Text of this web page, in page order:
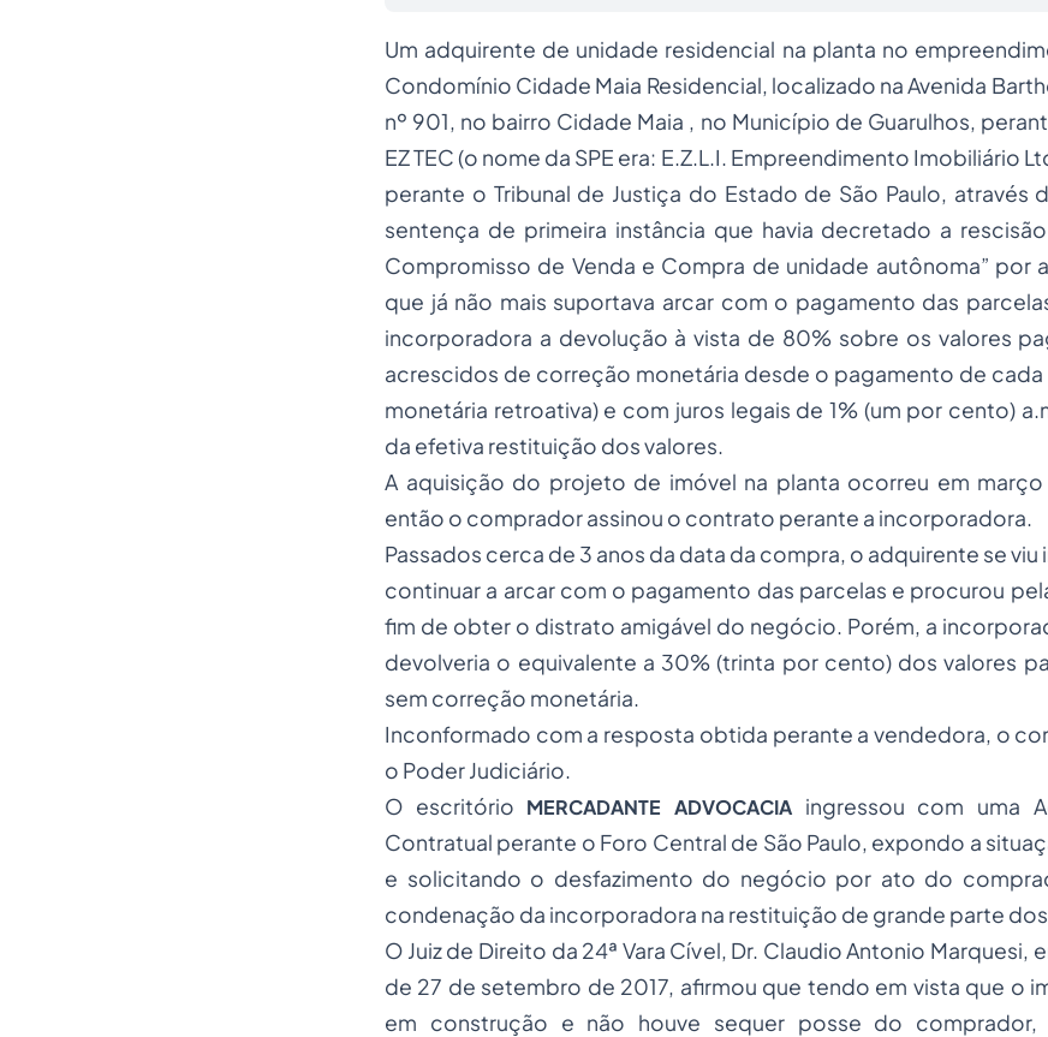
Um adquirente de unidade residencial na planta no
Condomínio Cidade Maia Residencial, localizado na Avenida
nº 901, no bairro Cidade Maia , no Município de Guarulhos,
EZ TEC (o nome da SPE era: E.Z.L.I. Empreendimento Imobiliário
perante o Tribunal de Justiça do Estado de São Paulo, através
sentença de primeira instância que havia decretado a
Compromisso de Venda e Compra de unidade autônoma” por
que já não mais suportava arcar com o pagamento das
incorporadora a devolução à vista de 80% sobre os valores
acrescidos de correção monetária desde o pagamento de
monetária retroativa) e com juros legais de 1% (um por cento)
da efetiva restituição dos valores.
A aquisição do projeto de imóvel na planta ocorreu em
então o comprador assinou o contrato perante a incorporadora.
Passados cerca de 3 anos da data da compra, o adquirente se
continuar a arcar com o pagamento das parcelas e procurou
fim de obter o distrato amigável do negócio. Porém, a
devolveria o equivalente a 30% (trinta por cento) dos valores
sem correção monetária.
Inconformado com a resposta obtida perante a vendedora, o
o Poder Judiciário.
O escritório MERCADANTE ADVOCACIA ingressou com uma
Contratual perante o Foro Central de São Paulo, expondo a
e solicitando o desfazimento do negócio por ato do
condenação da incorporadora na restituição de grande parte
O Juiz de Direito da 24ª Vara Cível, Dr. Claudio Antonio Marquesi,
de 27 de setembro de 2017, afirmou que tendo em vista que o
em construção e não houve sequer posse do